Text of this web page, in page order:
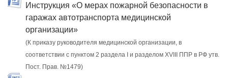
Инструкция «О мерах пожарной безопасности в
гаражах автотранспорта медицинской
организации»
(К приказу руководителя медицинской организации, в
соответствии с пунктом 2 раздела I и разделом XVIII ППР в РФ утв.
Пост. Прав. №1479)